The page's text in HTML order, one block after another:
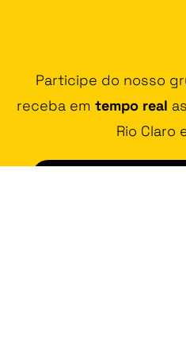
Participe do nosso
receba em tempo real
Rio Claro